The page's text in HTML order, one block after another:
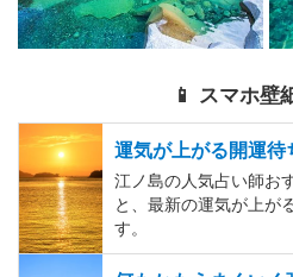
📱 スマホ壁
運気が上がる開運待
江ノ島の人気占い師お
と、最新の運気が上が
す。